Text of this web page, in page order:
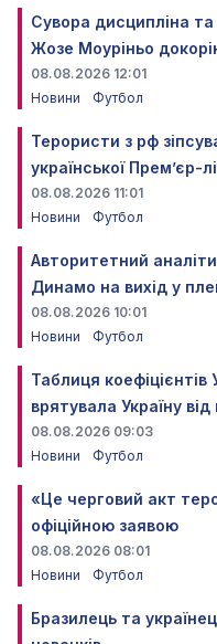
Сувора дисципліна та
Жозе Моуріньо
08.08.2026 12:01
Новини
Футбол
Терористи з рф
української Прем’єр-
08.08.2026 11:01
Новини
Футбол
Авторитетний
Динамо на вихід у
08.08.2026 10:01
Новини
Футбол
Таблиця
врятувала Україну
08.08.2026 09:03
Новини
Футбол
«Це черговий акт
офіційною заявою
08.08.2026 08:01
Новини
Футбол
Бразилець та